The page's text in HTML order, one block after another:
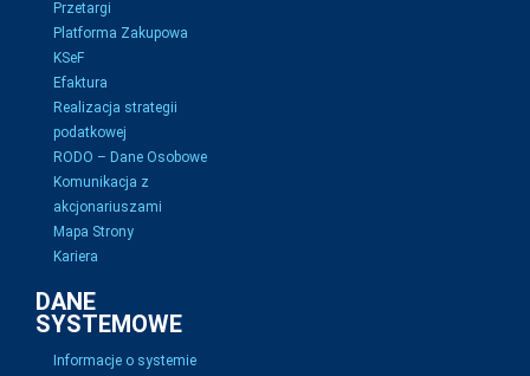
Przetargi
Platforma Zakupowa
KSeF
Efaktura
Realizacja strategii
podatkowej
RODO – Dane Osobowe
Komunikacja z
akcjonariuszami
Mapa Strony
Kariera
DANE
SYSTEMOWE
Informacje o systemie